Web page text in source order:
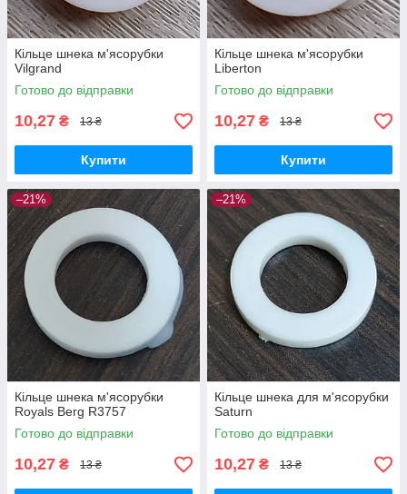
Кільце шнека м'ясорубки
Vilgrand
Готово до відправки
10,27 ₴ 13 ₴
Купити
Кільце шнека м'ясорубки
Liberton
Готово до відправки
10,27 ₴ 13 ₴
Купити
–21%
Кільце шнека м'ясорубки
Royals Berg R3757
Готово до відправки
10,27 ₴ 13 ₴
–21%
Кільце шнека для м'ясорубки
Saturn
Готово до відправки
10,27 ₴ 13 ₴